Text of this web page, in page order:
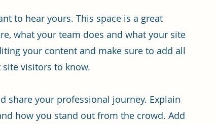
to hear yours. This space is a great
what your team does and what your site
your content and make sure to add all
visitors to know.
share your professional journey. Explain
how you stand out from the crowd. Add